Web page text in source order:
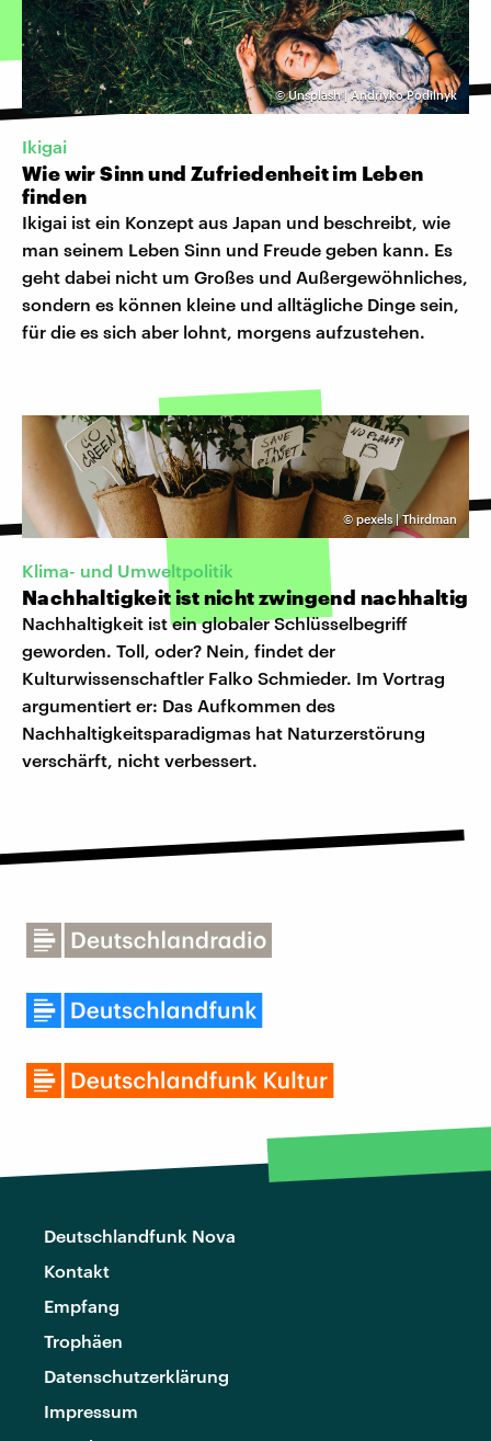
©Unsplash | Andriyko Podilnyk
Ikigai
Wie wir Sinn und Zufriedenheit im Leben
finden
Ikigai ist ein Konzept aus Japan und beschreibt, wie
man seinem Leben Sinn und Freude geben kann. Es
geht dabei nicht um Großes und Außergewöhnliches,
sondern es können kleine und alltägliche Dinge sein,
für die es sich aber lohnt, morgens aufzustehen.
© pexels | Thirdman
Klima- und Umweltpolitik
Nachhaltigkeit ist nicht zwingend nachhaltig
Nachhaltigkeit ist ein globaler Schlüsselbegriff
geworden. Toll, oder? Nein, findet der
Kulturwissenschaftler Falko Schmieder. Im Vortrag
argumentiert er: Das Aufkommen des
Nachhaltigkeitsparadigmas hat Naturzerstörung
verschärft, nicht verbessert.
Deutschlandfunk Nova
Kontakt
Empfang
Trophäen
Datenschutzerklärung
Impressum